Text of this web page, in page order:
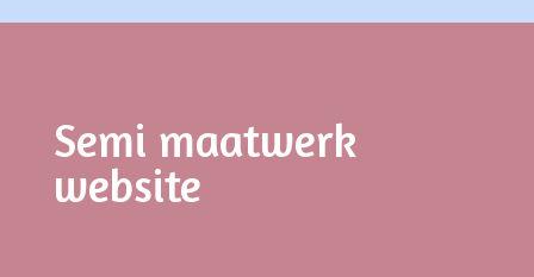
Semi maatwerk
website